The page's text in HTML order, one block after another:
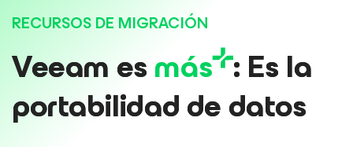
Guía de Veeam para los clientes afectados por la
actualización de contenido de CrowdStrike
MÁS
INFO
CIÓN
RECURSOS DE MIGRACIÓN
Veeam esmás : Es la
portabilidad de datos